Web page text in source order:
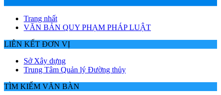
Trang nhất
VĂN BẢN QUY PHẠM PHÁP LUẬT
LIÊN KẾT ĐƠN VỊ
Sở Xây dựng
Trung Tâm Quản lý Đường thủy
TÌM KIẾM VĂN BÀN